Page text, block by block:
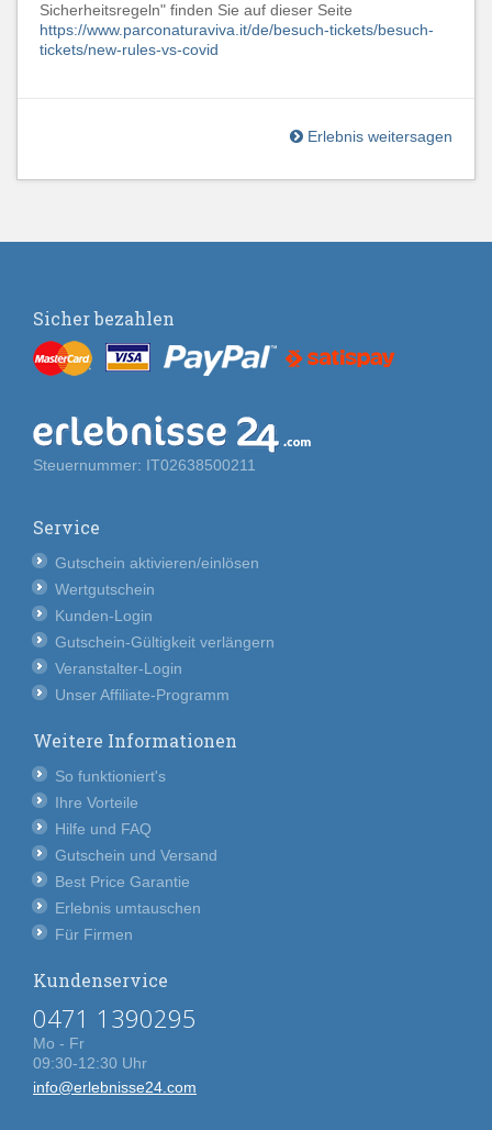
Sicherheitsregeln" finden Sie auf dieser Seite
https://www.parconaturaviva.it/de/besuch-tickets/besuch-
tickets/new-rules-vs-covid
Erlebnis weitersagen
Sicher bezahlen
Steuernummer: IT02638500211
Service
Gutschein aktivieren/einlösen
Wertgutschein
Kunden-Login
Gutschein-Gültigkeit verlängern
Veranstalter-Login
Unser Affiliate-Programm
Weitere Informationen
So funktioniert's
Ihre Vorteile
Hilfe und FAQ
Gutschein und Versand
Best Price Garantie
Erlebnis umtauschen
Für Firmen
Kundenservice
0471 1390295
Mo - Fr
09:30-12:30 Uhr
info@erlebnisse24.com